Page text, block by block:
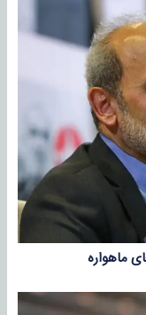
ماهواره